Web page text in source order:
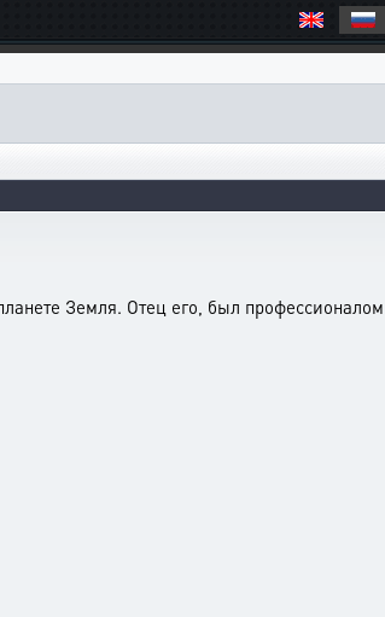
Земля. Отец его, был профессионалом